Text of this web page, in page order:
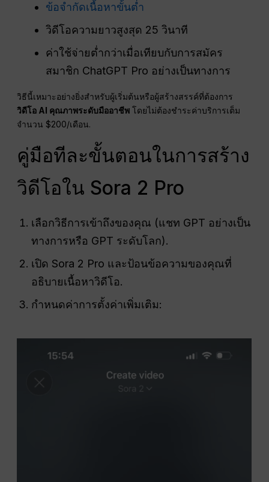
ข้อจำกัดเนื้อหาขั้นต่ำ
วิดีโอความยาวสูงสุด 25 วินาที
ค่าใช้จ่ายต่ำกว่าเมื่อเทียบกับการสมัคร
สมาชิก ChatGPT Pro อย่างเป็นทางการ
วิธีนี้เหมาะอย่างยิ่งสำหรับผู้เริ่มต้นหรือผู้สร้างสรรค์ที่ต้องการ
วิดีโอ AI คุณภาพระดับมืออาชีพ โดยไม่ต้องชำระค่าบริการเต็ม
จำนวน $200/เดือน.
คู่มือทีละขั้นตอนในการสร้าง
วิดีโอใน Sora 2 Pro
เลือกวิธีการเข้าถึงของคุณ (แชท GPT อย่างเป็น
ทางการหรือ GPT ระดับโลก).
เปิด Sora 2 Pro และป้อนข้อความของคุณที่
อธิบายเนื้อหาวิดีโอ.
กำหนดค่าการตั้งค่าเพิ่มเติม: